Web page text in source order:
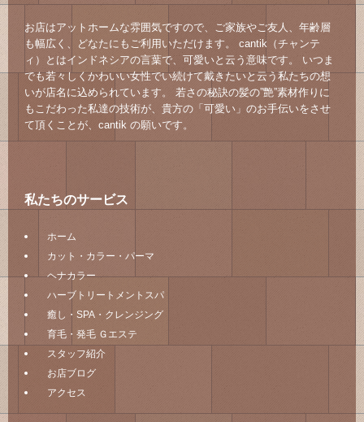
お店はアットホームな雰囲気ですので、ご家族やご友人、年齢層
も幅広く、どなたにもご利用いただけます。 cantik（チャンテ
ィ）とはインドネシアの言葉で、可愛いと云う意味です。 いつま
でも若々しくかわいい女性でい続けて戴きたいと云う私たちの想
いが店名に込められています。 若さの秘訣の髪の”艶”素材作りに
もこだわった私達の技術が、貴方の「可愛い」のお手伝いをさせ
て頂くことが、cantik の願いです。
私たちのサービス
ホーム
カット・カラー・パーマ
ヘナカラー
ハーブトリートメントスパ
癒し・SPA・クレンジング
育毛・発毛 Ｇエステ
スタッフ紹介
お店ブログ
アクセス